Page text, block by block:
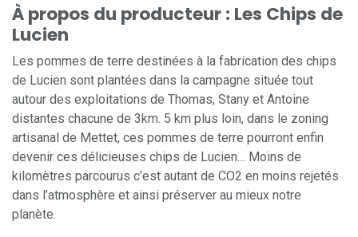
À propos du producteur : Les Chips de
Lucien
Les pommes de terre destinées à la fabrication des chips
de Lucien sont plantées dans la campagne située tout
autour des exploitations de Thomas, Stany et Antoine
distantes chacune de 3km. 5 km plus loin, dans le zoning
artisanal de Mettet, ces pommes de terre pourront enfin
devenir ces délicieuses chips de Lucien… Moins de
kilomètres parcourus c’est autant de CO2 en moins rejetés
dans l’atmosphère et ainsi préserver au mieux notre
planète.